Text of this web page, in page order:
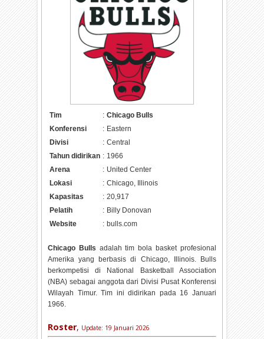
Tim : Chicago Bulls
Konferensi
: Eastern
Divisi
: Central
Tahun didirikan : 1966
Arena
: United Center
Lokasi
: Chicago, Illinois
Kapasitas
: 20,917
Pelatih
: Billy Donovan
Website
: bulls.com
Chicago Bulls adalah tim bola basket profesional
Amerika yang berbasis di Chicago, Illinois. Bulls
berkompetisi di National Basketball Association
(NBA) sebagai anggota dari Divisi Pusat Konferensi
Wilayah Timur. Tim ini didirikan pada 16 Januari
1966.
Roster, Update: 19 Januari 2026